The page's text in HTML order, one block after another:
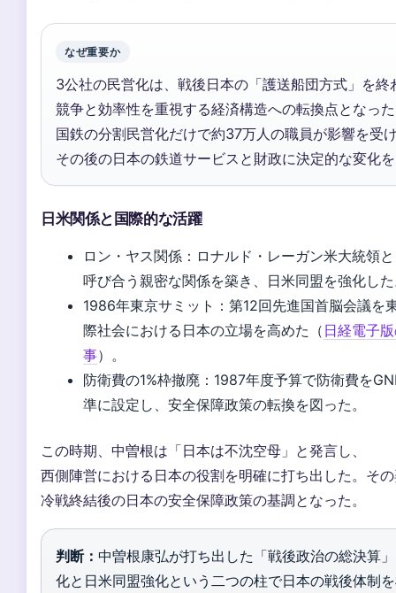
なぜ重要か
3公社の民営化は、戦後日本の「護送船団方式」を終
競争と効率性を重視する経済構造への転換点となっ
国鉄の分割民営化だけで約37万人の職員が影響を受
その後の日本の鉄道サービスと財政に決定的な変化
日米関係と国際的な活躍
ロン・ヤス関係：ロナルド・レーガン米大統領
呼び合う親密な関係を築き、日米同盟を強化し
1986年東京サミット：第12回先進国首脳会議を
際社会における日本の立場を高めた（ 日経電子
事）。
防衛費の1%枠撤廃：1987年度予算で防衛費を
準に設定し、安全保障政策の転換を図った。
この時期、中曽根は「日本は不沈空母」と発言し、
西側陣営における日本の役割を明確に打ち出した。そ
冷戦終結後の日本の安全保障政策の基調となった。
判断： 中曽根康弘が打ち出した「戦後政治の総決算
化と日米同盟強化という二つの柱で日本の戦後体制